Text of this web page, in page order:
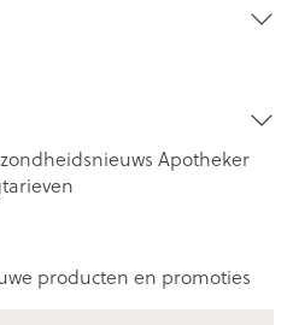
Apotheker
producten en promoties